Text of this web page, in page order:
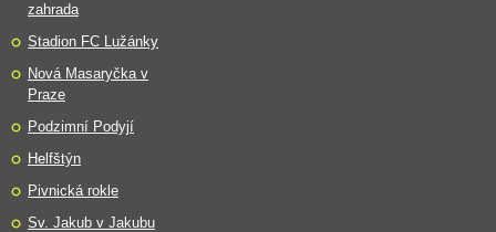
zahrada
Stadion FC Lužánky
Nová Masaryčka v
Praze
Podzimní Podyjí
Helfštýn
Pivnická rokle
Sv. Jakub v Jakubu